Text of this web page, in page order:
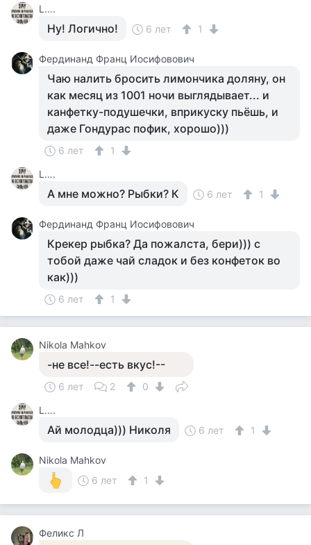
L….
Ну! Логично! 6 лет 1
Фердинанд Франц Иосифовович
Чаю налить бросить лимончика доляну, он
как месяц из 1001 ночи выглядывает... и
канфетку-подушечки, вприкуску пьёшь, и
даже Гондурас пофик, хорошо)))
6 лет
1
L….
А мне можно? Рыбки? К 6 лет 1
Фердинанд Франц Иосифовович
Крекер рыбка? Да пожалста, бери))) с
тобой даже чай сладок и без конфеток во
как)))
6 лет 1
Nikola Mahkov
-не все!--есть вкус!--
6 лет 2
0
L….
Ай молодца))) Николя 6 лет 1
Nikola Mahkov
6 лет
1
Феликс Л